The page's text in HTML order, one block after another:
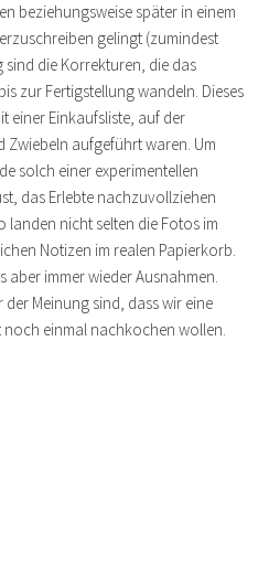
beziehungsweise später in einem
gelingt (zumindest
sind die Korrekturen, die das
zur Fertigstellung wandeln. Dieses
einer Einkaufsliste, auf der
Zwiebeln aufgeführt waren. Um
solch einer experimentellen
das Erlebte nachzuvollziehen
landen nicht selten die Fotos im
Notizen im realen Papierkorb.
aber immer wieder Ausnahmen.
Meinung sind, dass wir eine
einmal nachkochen wollen.